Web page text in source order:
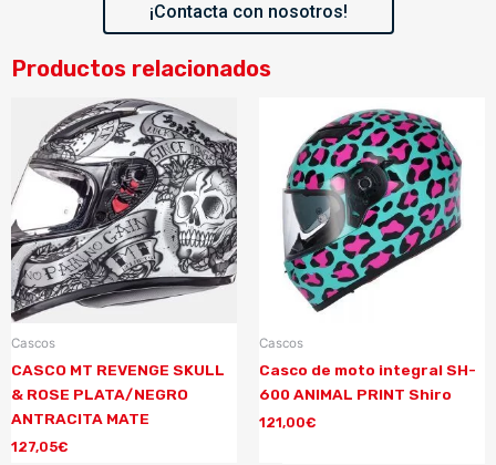
¡Contacta con nosotros!
Productos relacionados
Cascos
CASCO MT REVENGE SKULL
& ROSE PLATA/NEGRO
ANTRACITA MATE
127,05€
Cascos
Casco de moto integral SH-
600 ANIMAL PRINT Shiro
121,00€